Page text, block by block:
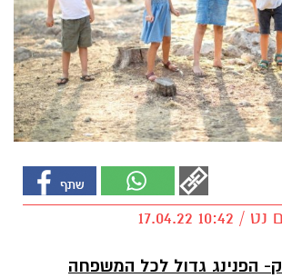
17.04.22
הפנינג גדול לכל המשפחה